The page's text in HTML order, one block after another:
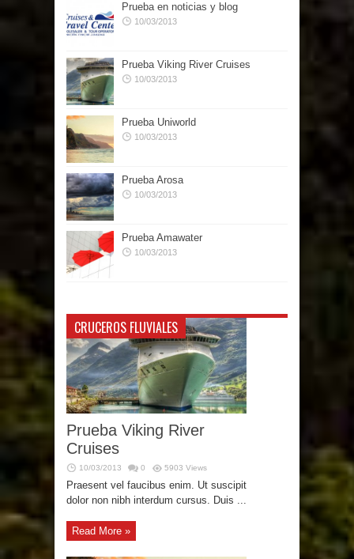
Prueba en noticias y blog
10/03/2013
Prueba Viking River Cruises
10/03/2013
Prueba Uniworld
10/03/2013
Prueba Arosa
10/03/2013
Prueba Amawater
10/03/2013
CRUCEROS FLUVIALES
Prueba Viking River
Cruises
10/03/2013 0 5903 Views
Praesent vel faucibus enim. Ut suscipit
dolor non nibh interdum cursus. Duis ...
Read More »